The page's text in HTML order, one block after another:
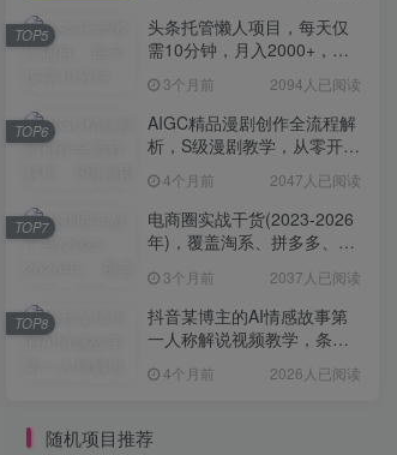
头条托管懒人项目，每天仅
需10分钟，月入2000+，纯
【揭秘】
3个月前 2094人已阅读
TOP5
AIGC精品漫剧创作全流程解
析，S级漫剧教学，从零开始
4个月前 2047人已阅读
TOP6
电商圈实战干货(2023-2026
年)，覆盖淘系、拼多多、抖
电商人避开坑、提效率、稳
盈利(更新4月)
3个月前 2037人已阅读
TOP7
抖音某博主的AI情感故事第
一人称解说视频教学，条条
4个月前 2026人已阅读
TOP8
随机项目推荐